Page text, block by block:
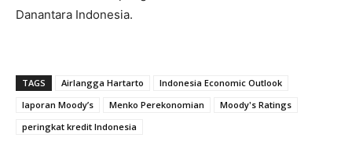
Danantara Indonesia.
TAGS Airlangga Hartarto
Indonesia Economic Outlook
laporan Moody’s
Menko Perekonomian
Moody's Ratings
peringkat kredit Indonesia